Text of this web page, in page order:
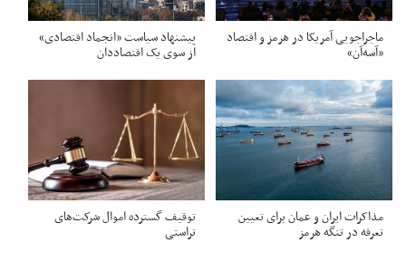
ماجراجویی آمریکا در هرمز و اقتصاد
«آسه‌آن»
پیشنهاد سیاست «انجماد اقتصادی»
از سوی یک اقتصاددان
مذاکرات ایران و عمان برای تعیین
تعرفه در تنگه هرمز
توقیف گسترده اموال شرکت‌های
تراستی